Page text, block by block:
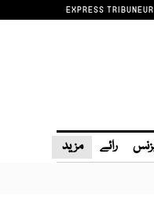
EXPRESS TRIBUNE
رائے مزید